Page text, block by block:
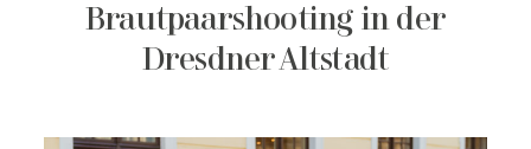
Brautpaarshooting in der
Dresdner Altstadt